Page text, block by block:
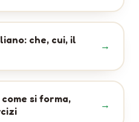
che, cui, il
si forma,